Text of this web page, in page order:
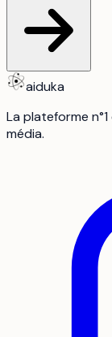
aiduka
La plateforme
média.